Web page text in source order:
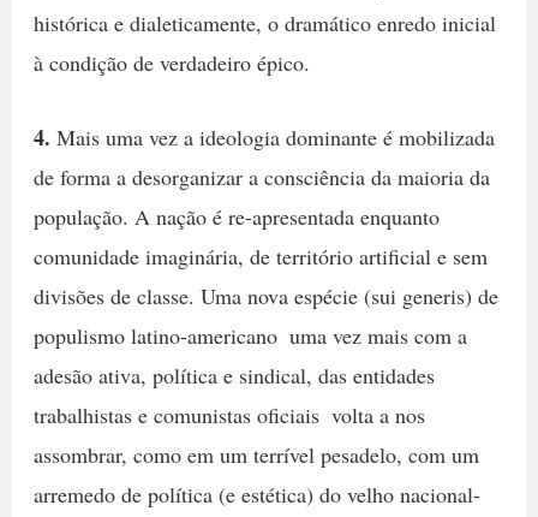
histórica e dialeticamente, o dramático enredo inicial
à condição de verdadeiro épico.
4. Mais uma vez a ideologia dominante é mobilizada
de forma a desorganizar a consciência da maioria da
população. A nação é re-apresentada enquanto
comunidade imaginária, de território artificial e sem
divisões de classe. Uma nova espécie (sui generis) de
populismo latino-americano  uma vez mais com a
adesão ativa, política e sindical, das entidades
trabalhistas e comunistas oficiais  volta a nos
assombrar, como em um terrível pesadelo, com um
arremedo de política (e estética) do velho nacional-